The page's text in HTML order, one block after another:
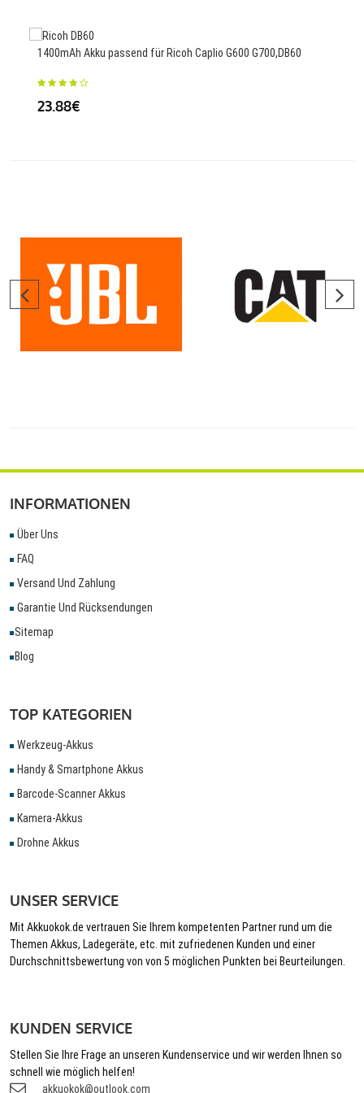
1400mAh Akku passend für Ricoh Caplio G600 G700,DB60
23.88€
INFORMATIONEN
Über Uns
FAQ
Versand Und Zahlung
Garantie Und Rücksendungen
Sitemap
Blog
TOP KATEGORIEN
Werkzeug-Akkus
Handy & Smartphone Akkus
Barcode-Scanner Akkus
Kamera-Akkus
Drohne Akkus
UNSER SERVICE
Mit Akkuokok.de vertrauen Sie Ihrem kompetenten Partner rund um die
Themen Akkus, Ladegeräte, etc. mit zufriedenen Kunden und einer
Durchschnittsbewertung von von 5 möglichen Punkten bei Beurteilungen.
KUNDEN SERVICE
Stellen Sie Ihre Frage an unseren Kundenservice und wir werden Ihnen so
schnell wie möglich helfen!
akkuokok@outlook.com